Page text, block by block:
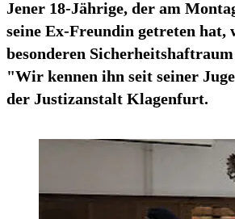
Jener 18-Jährige, der am
seine Ex-Freundin getreten hat,
besonderen
"Wir kennen ihn seit seiner
der Justizanstalt Klagenfurt.